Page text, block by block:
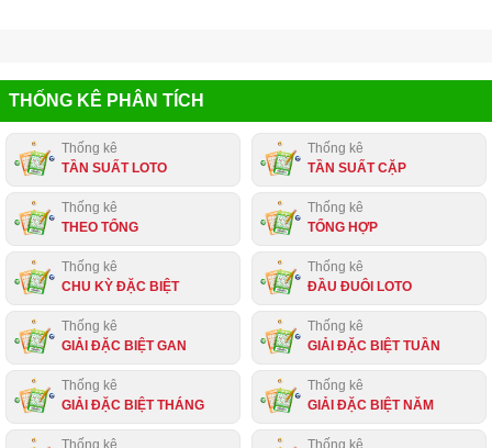
THỐNG KÊ PHÂN TÍCH
Thống kê
TẦN SUẤT LOTO
Thống kê
TẦN SUẤT CẶP
Thống kê
THEO TỔNG
Thống kê
TỔNG HỢP
Thống kê
CHU KỲ ĐẶC BIỆT
Thống kê
ĐẦU ĐUÔI LOTO
Thống kê
GIẢI ĐẶC BIỆT GAN
Thống kê
GIẢI ĐẶC BIỆT TUẦN
Thống kê
GIẢI ĐẶC BIỆT THÁNG
Thống kê
GIẢI ĐẶC BIỆT NĂM